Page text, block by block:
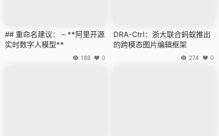
## 重命名建议： – **阿里开源
实时数字人模型**
188 0
DRA-Ctrl：浙大联合蚂蚁推出
的跨模态图片编辑框架
274 0